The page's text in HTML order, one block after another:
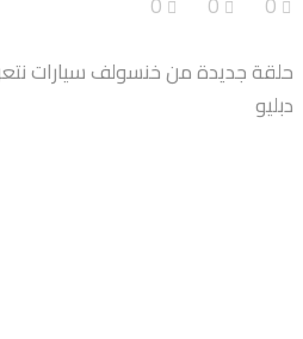
حلقة جديدة من خنسولف سيارات
دبليو